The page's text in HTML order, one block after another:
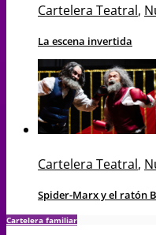
Cartelera Teatral,
La escena invertida
Cartelera Teatral,
Spider-Marx y el ratón
Cartelera familiar